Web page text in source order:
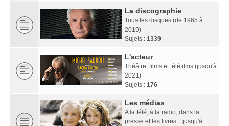
La discographie
Tous les disques (de 1965 à
2019)
Sujets : 1339
L'acteur
Théâtre, films et téléfilms (jusqu'à
2021)
Sujets : 176
Les médias
A la télé, à la radio, dans la
presse et les livres... jusqu'à